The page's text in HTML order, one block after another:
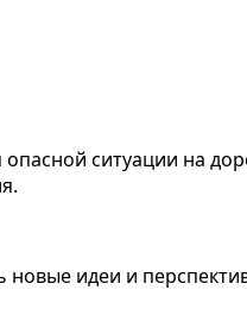
ситуации на
идеи и